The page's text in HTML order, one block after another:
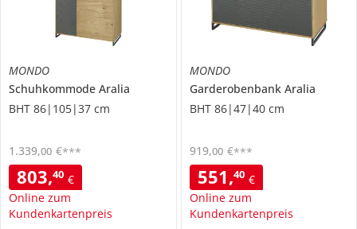
MONDO
Schuhkommode Aralia
BHT 86|105|37 cm
803,40 €
Online zum
Kundenkartenpreis
1.339,00 €***
MONDO
Garderobenbank Aralia
BHT 86|47|40 cm
551,40 €
Online zum
Kundenkartenpreis
919,00 €***